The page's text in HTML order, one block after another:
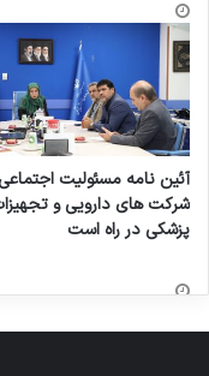
آئین نامه مسئولیت اجتماعی
شرکت های دارویی و
پزشکی در راه است